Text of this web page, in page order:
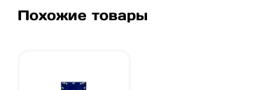
Похожие товары